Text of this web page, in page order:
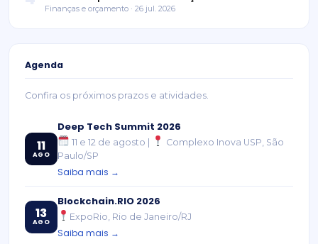
Finanças e orçamento · 26 jul. 2026
Agenda
Confira os próximos prazos e atividades.
11
AGO
Deep Tech Summit 2026
11 e 12 de agosto |
Complexo Inova USP, São
Paulo/SP
Saiba mais →
13
AGO
Blockchain.RIO 2026
ExpoRio, Rio de Janeiro/RJ
Saiba mais →